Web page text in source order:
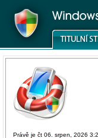
Právě je čt 06. srpen, 2026